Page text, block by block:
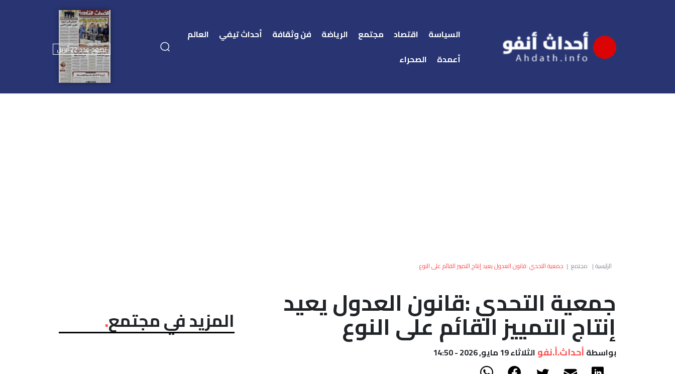
السياسة اقتصاد مجتمع الرياضة فن وثقافة أحداث تيفي
العالم
أعمدة
الصحراء
تصفح عدد 22 أبريل
الرئيسية| مجتمع | جمعية التحدي :قانون العدول يعيد إنتاج التمييز القائم على النوع
جمعية التحدي :قانون العدول يعيد
إنتاج التمييز القائم على النوع
بواسطة أحداث.أ.نفو الثلاثاء 19 مايو, 2026 - 14:50
المزيد في مجتمع